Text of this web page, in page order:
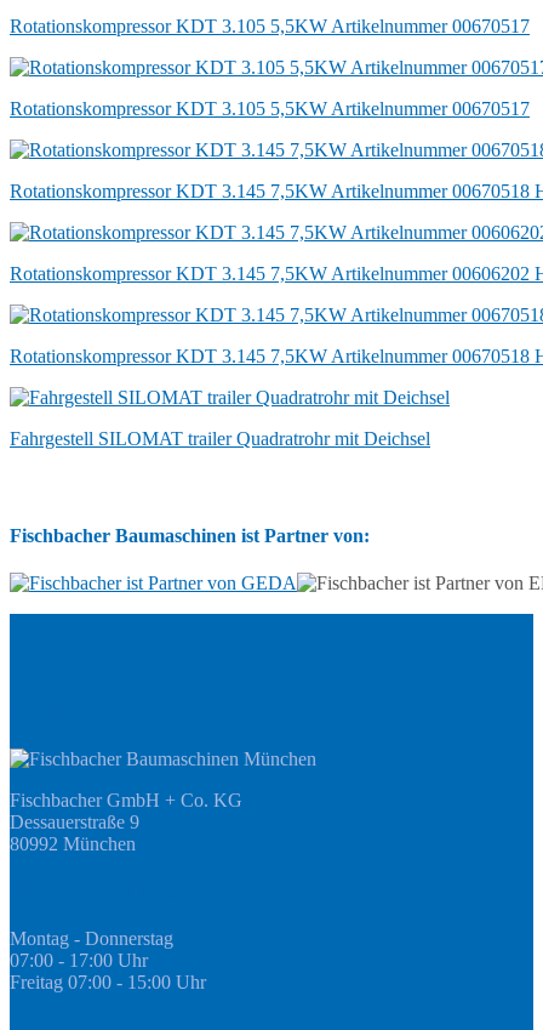
Rotationskompressor KDT 3.105 5,5KW Artikelnummer 00670517
Rotationskompressor KDT 3.105 5,5KW Artikelnummer 00670517
Rotationskompressor KDT 3.145 7,5KW Artikelnummer 00670518
Rotationskompressor KDT 3.145 7,5KW Artikelnummer 00606202
Rotationskompressor KDT 3.145 7,5KW Artikelnummer 00670518
Fahrgestell SILOMAT trailer Quadratrohr mit Deichsel
Fischbacher Baumaschinen ist Partner von:
Fischbacher GmbH + Co. KG
Dessauerstraße 9
80992 München
Montag - Donnerstag
07:00 - 17:00 Uhr
Freitag 07:00 - 15:00 Uhr